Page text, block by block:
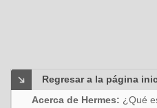
Regresar a la página
Acerca de Hermes: ¿Qué